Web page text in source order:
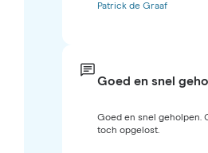
Patrick de Graaf
Goed en snel
Goed en snel geholpen.
toch opgelost.